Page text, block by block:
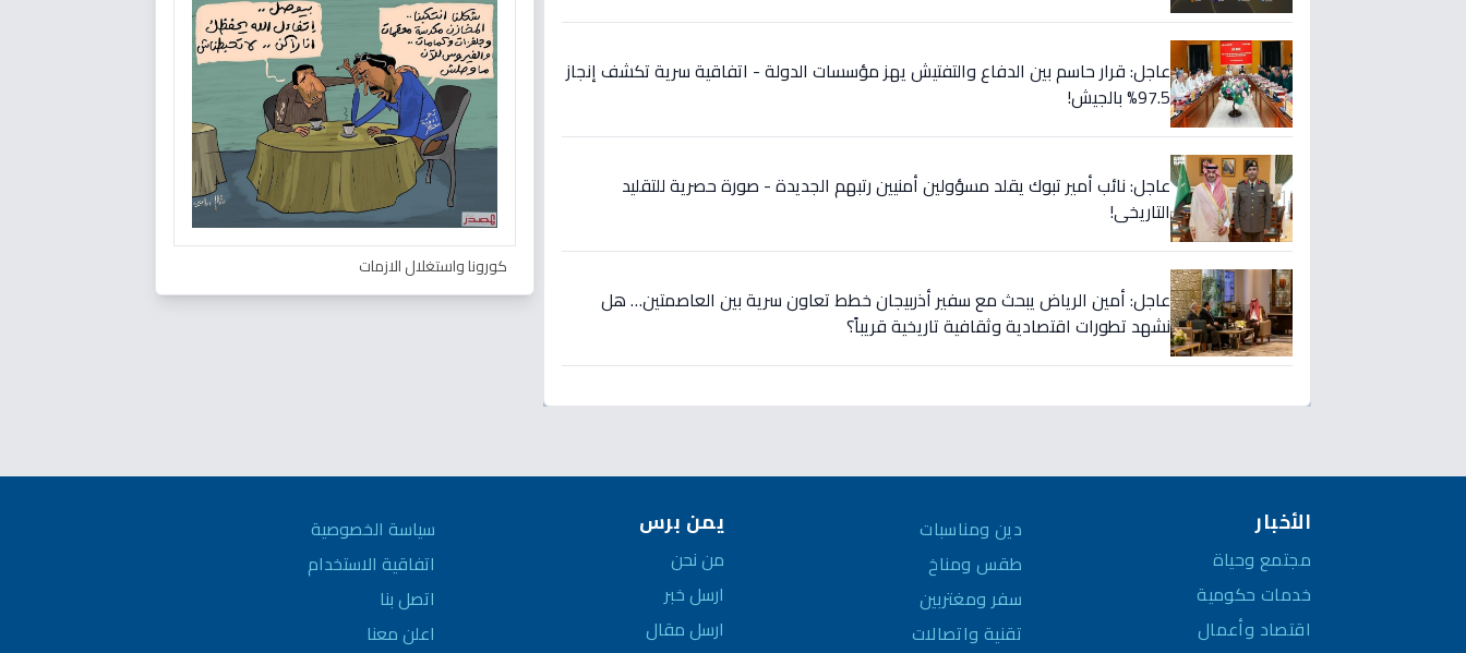
عاجل: قرار حاسم بين الدفاع والتفتيش يهز مؤسسات الدولة - اتفاقية سرية تكشف إنجاز
97.5% بالجيش!
عاجل: نائب أمير تبوك يقلد مسؤولين أمنيين رتبهم الجديدة - صورة حصرية للتقليد
التاريخي!
عاجل: أمين الرياض يبحث مع سفير أذربيجان خطط تعاون سرية بين العاصمتين… هل
نشهد تطورات اقتصادية وثقافية تاريخية قريباً؟
كورونا واستغلال الازمات
الأخبار
مجتمع وحياة
خدمات حكومية
اقتصاد وأعمال
دين ومناسبات
طقس ومناخ
سفر ومغتربين
تقنية واتصالات
يمن برس
من نحن
ارسل خبر
ارسل مقال
سياسة الخصوصية
اتفاقية الاستخدام
اتصل بنا
اعلن معنا